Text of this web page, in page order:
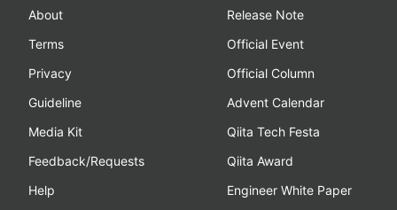
About
Terms
Privacy
Guideline
Media Kit
Feedback/Requests
Help
Release Note
Official Event
Official Column
Advent Calendar
Qiita Tech Festa
Qiita Award
Engineer White Paper